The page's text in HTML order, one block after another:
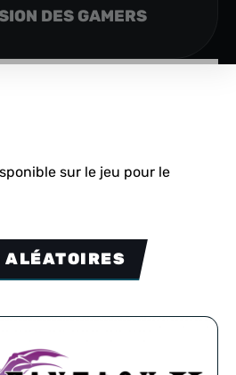
DES GAMERS
sur le jeu pour le